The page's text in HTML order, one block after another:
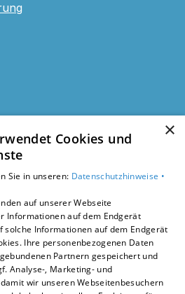
×
Cookies und
Sie in unseren: Datenschutzhinweise •
auf unserer Webseite
Informationen auf dem Endgerät
solche Informationen auf dem Endgerät
Ihre personenbezogenen Daten
Partnern gespeichert und
Analyse-, Marketing- und
wir unseren Webseitenbesuchern